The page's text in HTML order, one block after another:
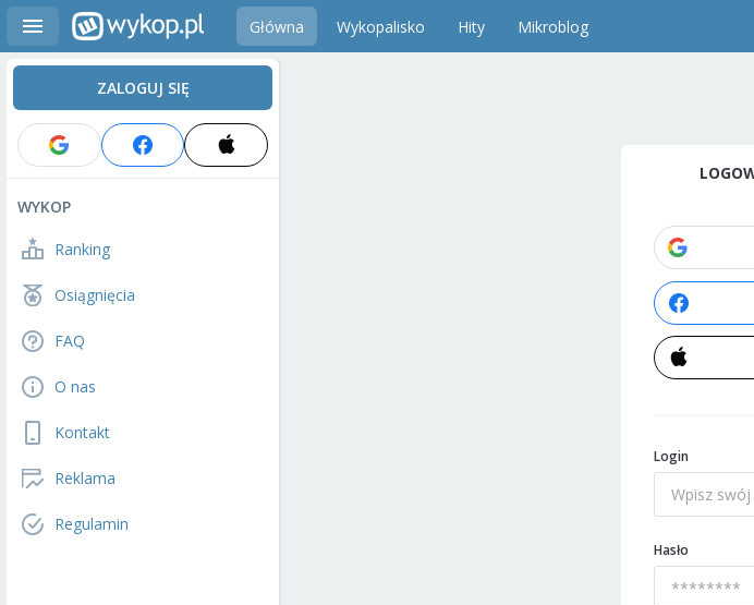
Główna Wykopalisko Hity Mikroblog
ZALOGUJ SIĘ
WYKOP
Ranking
Osiągnięcia
FAQ
O nas
Kontakt
Reklama
Regulamin
Login
Hasło